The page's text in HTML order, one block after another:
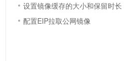
设置镜像缓存的大小和保留时长
配置EIP拉取公网镜像
高表现力语音合成大模型，语音克隆听感自然
覆盖90%+业务场景，专享组合折扣价
我要投诉